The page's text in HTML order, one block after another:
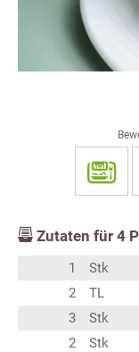
Zutaten für 4
1 Stk
2
TL
3
Stk
2
Stk